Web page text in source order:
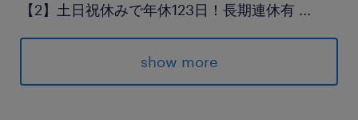
【2】土日祝休みで年休123日！長期連休有 ...
【3】月収23万可能◆残業手当でしっかり稼げる
【4】白衣は毎日クリーニング！自宅で洗濯不要
【5】ランスタッドの仲間も35名以上活躍中
show more